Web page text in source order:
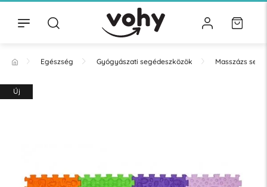
Egészség Gyógyászati segédeszközök Masszázs
Új